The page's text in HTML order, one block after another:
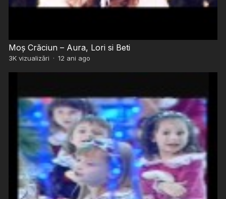
Moș Crăciun – Aura, Lori si Beti
3Kvizualizări · 12 ani ago